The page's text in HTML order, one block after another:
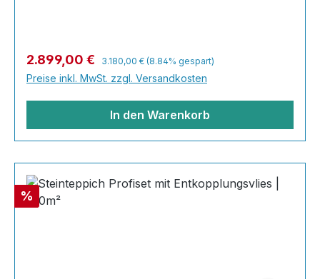
und einfach zu verlegen. Stöbern Sie in unserem
Shop nach Ihrer Lieblingsfarbe und legen Sie
gleich los! Inhalt 40x25kg Marmorsteine 20 kg
Grundierung AT-EG 30 80
Verkaufspreis:
2.899,00 € Regulärer Preis:
3.180,00 € (8.84% gespart)
Preise inkl. MwSt. zzgl. Versandkosten
In den Warenkorb
Rabatt
%